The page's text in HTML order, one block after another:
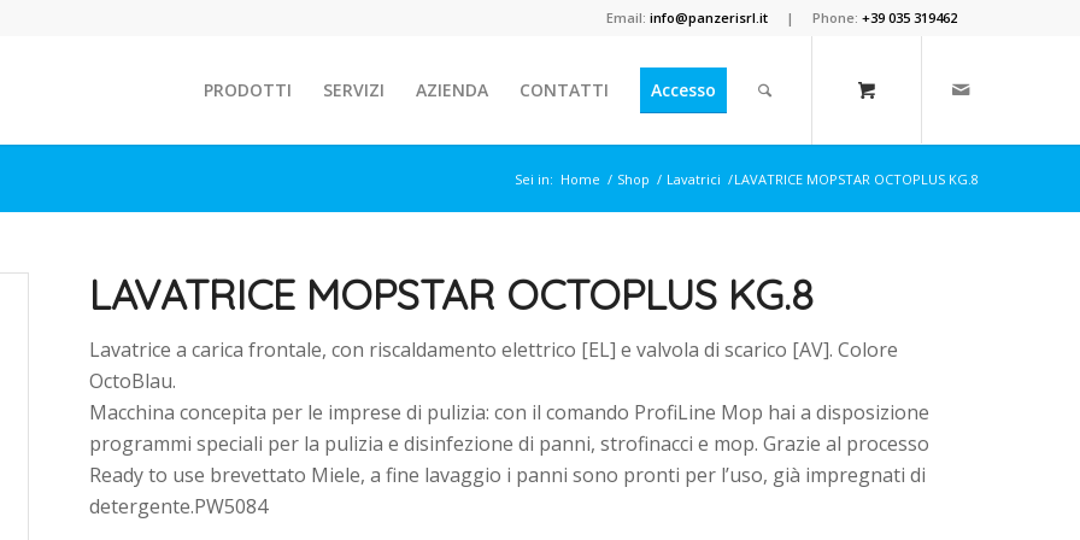
Email:info@panzerisrl.it | Phone:+39 035 319462
PRODOTTI SERVIZI AZIENDA CONTATTI Accesso
Sei in: Home / Shop / Lavatrici /LAVATRICE MOPSTAR OCTOPLUS KG.8
LAVATRICE MOPSTAR OCTOPLUS KG.8
Lavatrice a carica frontale, con riscaldamento elettrico [EL] e valvola di scarico [AV]. Colore
OctoBlau.
Macchina concepita per le imprese di pulizia: con il comando ProfiLine Mop hai a disposizione
programmi speciali per la pulizia e disinfezione di panni, strofinacci e mop. Grazie al processo
Ready to use brevettato Miele, a fine lavaggio i panni sono pronti per l’uso, già impregnati di
detergente.PW5084